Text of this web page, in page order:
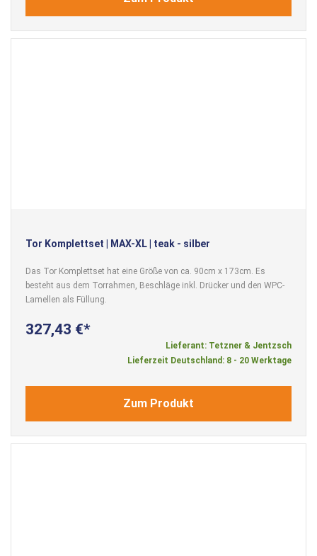
Tor Komplettset | MAX-XL | teak - silber
Das Tor Komplettset hat eine Größe von ca. 90cm x 173cm. Es
besteht aus dem Torrahmen, Beschläge inkl. Drücker und den WPC-
Lamellen als Füllung.
327,43 €
Lieferant: Tetzner & Jentzsch
Lieferzeit Deutschland: 8 - 20 Werktage
Zum Produkt